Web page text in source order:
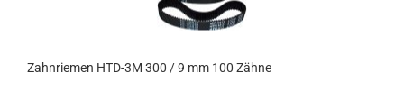
Zahnriemen HTD-3M 300 / 9 mm 100 Zähne